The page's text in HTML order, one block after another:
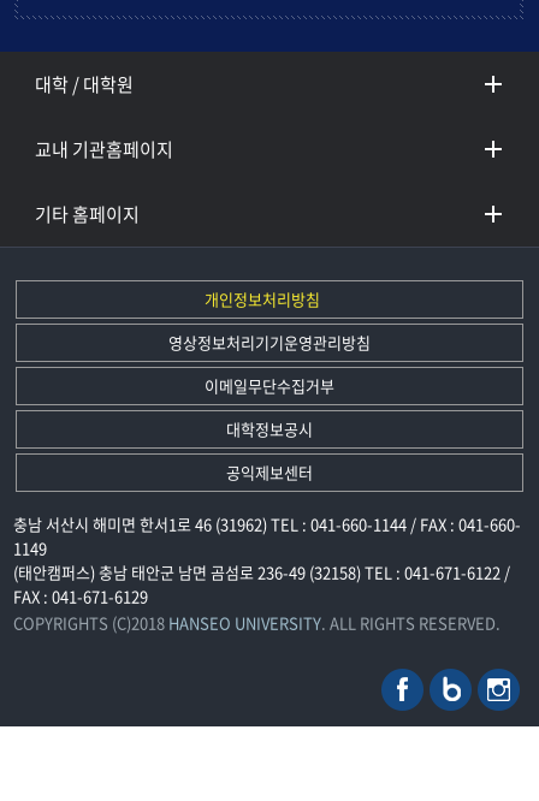
대학 / 대학원
교내 기관홈페이지
기타 홈페이지
개인정보처리방침
영상정보처리기기운영관리방침
이메일무단수집거부
대학정보공시
공익제보센터
충남 서산시 해미면 한서1로 46 (31962) TEL : 041-660-1144 / FAX : 041-660-
1149
(태안캠퍼스) 충남 태안군 남면 곰섬로 236-49 (32158) TEL : 041-671-6122 /
FAX : 041-671-6129
COPYRIGHTS (C)2018 HANSEO UNIVERSITY. ALL RIGHTS RESERVED.